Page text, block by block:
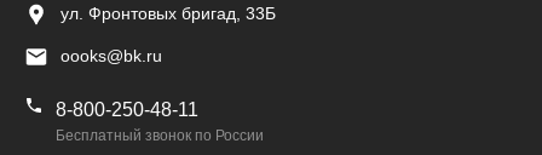
ул. Фронтовых бригад, 33Б
oooks@bk.ru
8-800-250-48-11
Бесплатный звонок по России